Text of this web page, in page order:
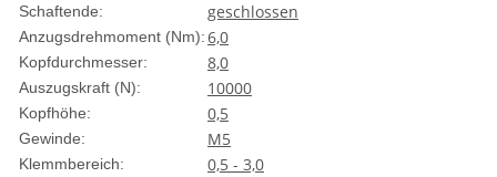
Schaftende: geschlossen
Anzugsdrehmoment (Nm):6,0
Kopfdurchmesser: 8,0
Auszugskraft (N): 10000
Kopfhöhe: 0,5
Gewinde: M5
Klemmbereich: 0,5 - 3,0